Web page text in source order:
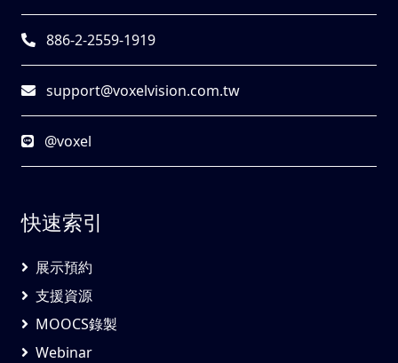
886-2-2559-1919
support@voxelvision.com.tw
@voxel
快速索引
展示預約
支援資源
MOOCS錄製
Webinar